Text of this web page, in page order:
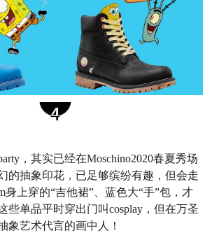
，其实已经在Moschino2020春夏秀场
的抽象印花，已足够缤纷有趣，但会走
身上穿的“吉他裙”、蓝色大“手”包，才
些单品平时穿出门叫cosplay，但在万圣
象艺术代言的画中人！